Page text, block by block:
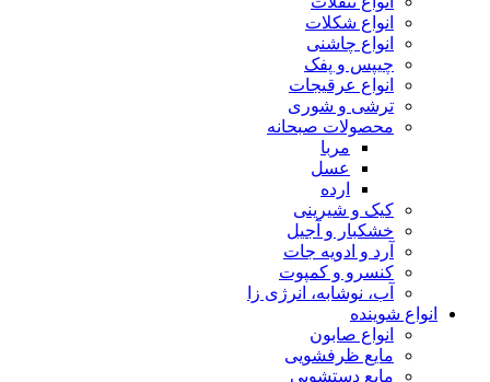
انواع شکلات
انواع چاشنی
چیپس و پفک
انواع عرقیجات
ترشی و شوری
محصولات صبحانه
مربا
عسل
ارده
کیک و شیرینی
خشکبار و آجیل
آرد و ادویه جات
کنسرو و کمپوت
آب، نوشابه، انرژی زا
انواع شوینده
انواع صابون
مایع ظرفشویی
مایع دستشویی